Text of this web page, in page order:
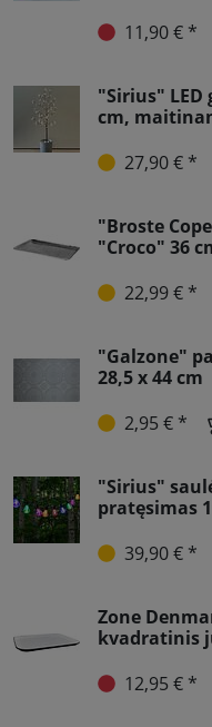
11,90 € *
"Sirius" LED
cm,
27,90 € *
"Broste
"Croco" 36
22,99 € *
"Galzone"
28,5 x 44 cm
2,95 € *
"Sirius"
pratęsimas
39,90 € *
Zone
kvadratinis
12,95 € *